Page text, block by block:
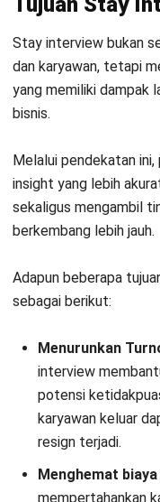
resign terjadi.
Menghemat
mempertahankan
dapat mengurangi
hingga pelatihan
yang terbuka
dihargai, dan lebih
pada akhirnya
menangkap isu-
beban kerja,
Memperkuat
merasa
terhadap
memperkuat citra
yang sehat.